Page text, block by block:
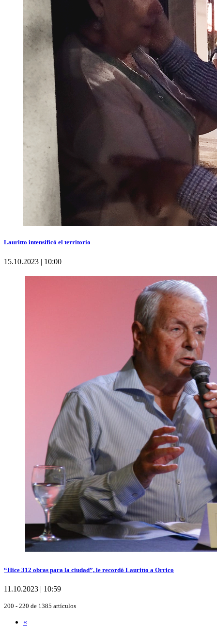
Lauritto intensificó el territorio
15.10.2023 | 10:00
“Hice 312 obras para la ciudad”, le recordó Lauritto a Orrico
11.10.2023 | 10:59
200 - 220 de 1385 artículos
«